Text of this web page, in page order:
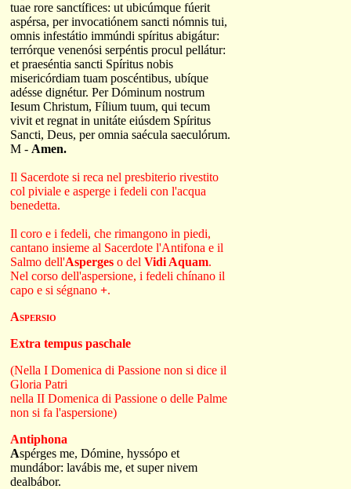
tuae rore sanctífices: ut ubicúmque fúerit
aspérsa, per invocatiónem sancti nómnis tui,
omnis infestátio immúndi spíritus abigátur:
terrórque venenósi serpéntis procul pellátur:
et praeséntia sancti Spíritus nobis
misericórdiam tuam poscéntibus, ubíque
adésse dignétur. Per Dóminum nostrum
Iesum Christum, Fílium tuum, qui tecum
vivit et regnat in unitáte eiúsdem Spíritus
Sancti, Deus, per omnia saécula saeculórum.
M - Amen.
Il Sacerdote si reca nel presbiterio rivestito
col piviale e asperge i fedeli con l'acqua
benedetta.
Il coro e i fedeli, che rimangono in piedi,
cantano insieme al Sacerdote l'Antifona e il
Salmo dell'Asperges o del Vidi Aquam.
Nel corso dell'aspersione, i fedeli chínano il
capo e si ségnano +.
Aspersio
Extra tempus paschale
(Nella I Domenica di Passione non si dice il
Gloria Patri
nella II Domenica di Passione o delle Palme
non si fa l'aspersione)
Antiphona
Aspérges me, Dómine, hyssópo et
mundábor: lavábis me, et super nivem
dealbábor.